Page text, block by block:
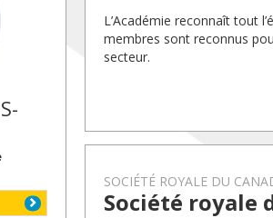
L’Académie reconnaît tout
membres sont reconnus
secteur.
SOCIÉTÉ ROYALE DU
Société royale